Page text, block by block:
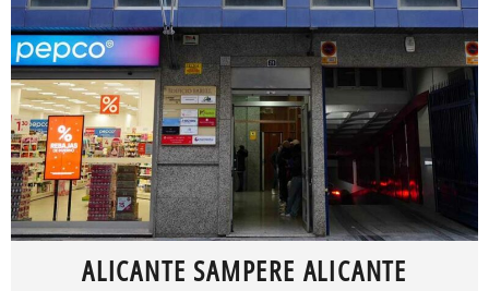
ALICANTE SAMPERE ALICANTE